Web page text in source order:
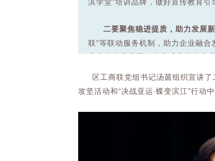
二要聚焦稳进提质，助力发展新
联”等联动服务机制，助力企业融
商大会牵线搭桥，牵头成立特色产
制。
三要聚焦亲清交往，构建营商
展“亲清恳谈会”、“亲清会客厅”、“
直通服务活动，打造“亲清”文化品
区工商联党组书记汤茵组织宣讲
攻坚活动和“决战亚运·蝶变滨江”行动